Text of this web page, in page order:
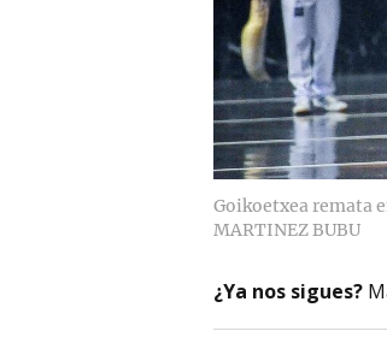
Goikoetxea remata
MARTINEZ BUBU
¿Ya nos sigues?